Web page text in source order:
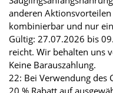
anderen
kombinierbar und nur
Gültig: 27.07.2026 bis
reicht. Wir behalten uns
Keine Barauszahlung.
22: Bei Verwendung des